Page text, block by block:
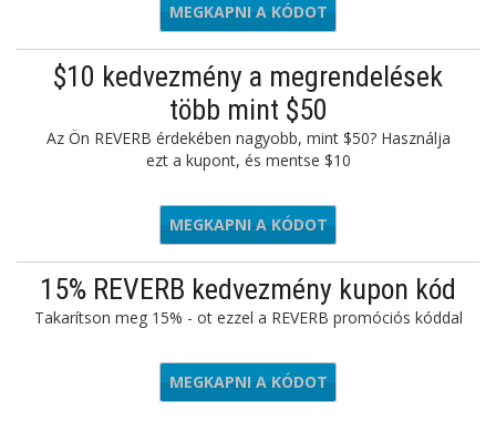
OUD2021
MEGKAPNI A KÓDOT
$10 kedvezmény a megrendelések
több mint $50
Az Ön REVERB érdekében nagyobb, mint $50? Használja
ezt a kupont, és mentse $10
10OFF50
MEGKAPNI A KÓDOT
15% REVERB kedvezmény kupon kód
Takarítson meg 15% - ot ezzel a REVERB promóciós kóddal
VGC15
MEGKAPNI A KÓDOT